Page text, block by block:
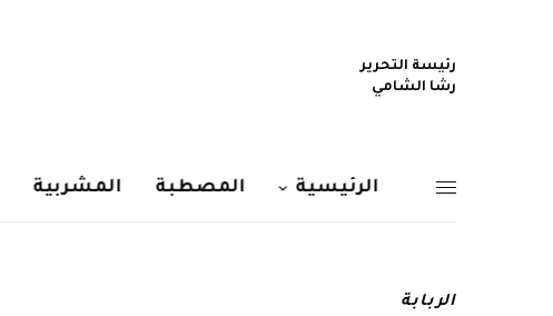
رئيسة التحرير
رشا الشامي
الرئيسية المصطبة المشربية
الربابة